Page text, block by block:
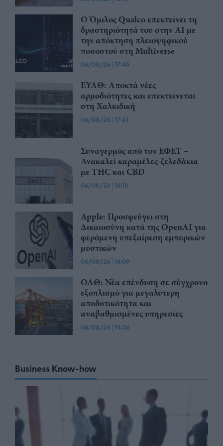
Ο Όμιλος Qualco επεκτείνει τη
δραστηριότητά του στην ΑΙ με
την απόκτηση πλειοψηφικού
ποσοστού στη Multiverse
06/08/26 | 17:45
ΕΥΑΘ: Αποκτά νέες
αρμοδιότητες και επεκτείνεται
στη Χαλκιδική
06/08/26 | 17:41
Συναγερμός από τον ΕΦΕΤ –
Ανακαλεί καραμέλες-ζελεδάκια
με THC και CBD
06/08/26 | 16:18
Apple: Προσφεύγει στη
Δικαιοσύνη κατά της OpenAI για
φερόμενη υπεξαίρεση εμπορικών
μυστικών
06/08/26 | 16:09
ΟΛΘ: Νέα επένδυση σε σύγχρονο
εξοπλισμό για μεγαλύτερη
αποδοτικότητα και
αναβαθμισμένες υπηρεσίες
06/08/26 | 15:06
Business Know-how